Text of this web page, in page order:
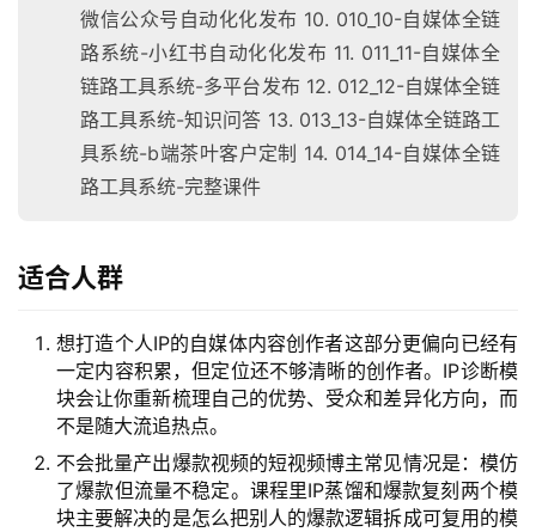
微信公众号自动化化发布 10. 010_10-自媒体全链
路系统-小红书自动化化发布 11. 011_11-自媒体全
链路工具系统-多平台发布 12. 012_12-自媒体全链
路工具系统-知识问答 13. 013_13-自媒体全链路工
具系统-b端茶叶客户定制 14. 014_14-自媒体全链
路工具系统-完整课件
适合人群
想打造个人IP的自媒体内容创作者这部分更偏向已经有
一定内容积累，但定位还不够清晰的创作者。IP诊断模
块会让你重新梳理自己的优势、受众和差异化方向，而
不是随大流追热点。
不会批量产出爆款视频的短视频博主常见情况是：模仿
了爆款但流量不稳定。课程里IP蒸馏和爆款复刻两个模
块主要解决的是怎么把别人的爆款逻辑拆成可复用的模